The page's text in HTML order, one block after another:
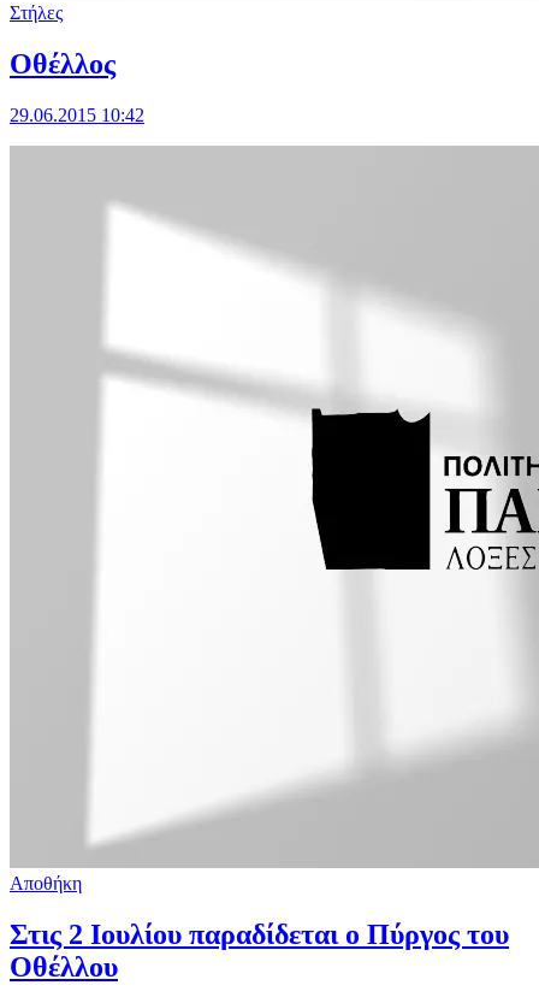
Στήλες
Οθέλλος
29.06.2015 10:42
Αποθήκη
Στις 2 Ιουλίου παραδίδεται ο Πύργος του
Οθέλλου